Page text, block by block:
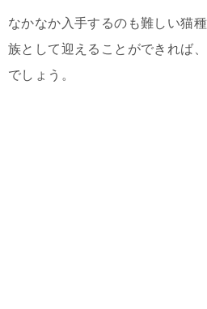
なかなか入手するのも難しい猫
族として迎えることができれば
でしょう。